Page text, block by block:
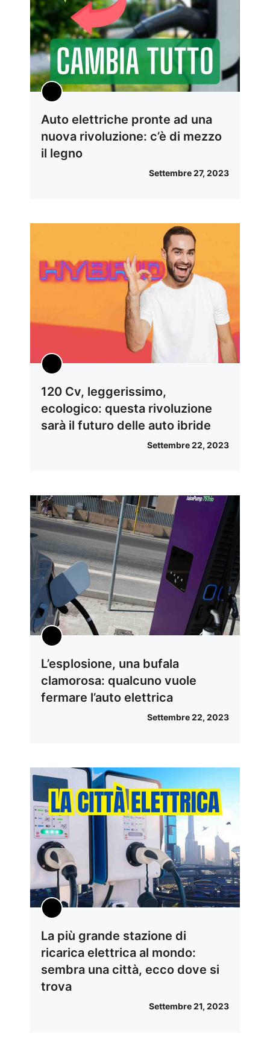
Auto elettriche pronte ad una
nuova rivoluzione: c’è di mezzo
il legno
Settembre 27, 2023
120 Cv, leggerissimo,
ecologico: questa rivoluzione
sarà il futuro delle auto ibride
Settembre 22, 2023
L’esplosione, una bufala
clamorosa: qualcuno vuole
fermare l’auto elettrica
Settembre 22, 2023
La più grande stazione di
ricarica elettrica al mondo:
sembra una città, ecco dove si
trova
Settembre 21, 2023